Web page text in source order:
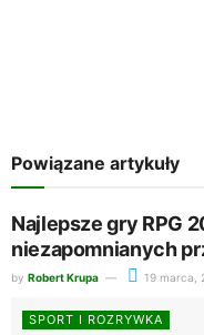
Powiązane artykuły
Najlepsze gry RPG
niezapomnianych
by Robert Krupa 19 marca,
SPORT I ROZRYWKA